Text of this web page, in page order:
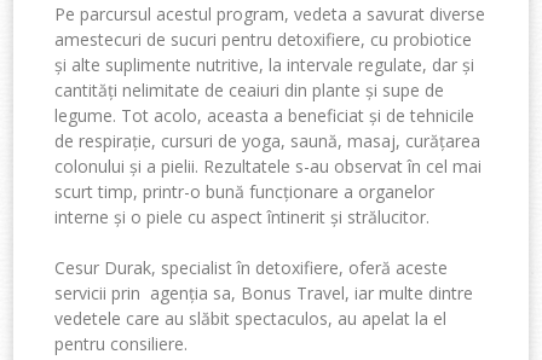
Pe parcursul acestul program, vedeta a savurat diverse
amestecuri de sucuri pentru detoxifiere, cu probiotice
și alte suplimente nutritive, la intervale regulate, dar și
cantități nelimitate de ceaiuri din plante și supe de
legume. Tot acolo, aceasta a beneficiat și de tehnicile
de respirație, cursuri de yoga, saună, masaj, curățarea
colonului și a pielii. Rezultatele s-au observat în cel mai
scurt timp, printr-o bună funcționare a organelor
interne și o piele cu aspect întinerit și strălucitor.
Cesur Durak, specialist în detoxifiere, oferă aceste
servicii prin agenția sa, Bonus Travel, iar multe dintre
vedetele care au slăbit spectaculos, au apelat la el
pentru consiliere.